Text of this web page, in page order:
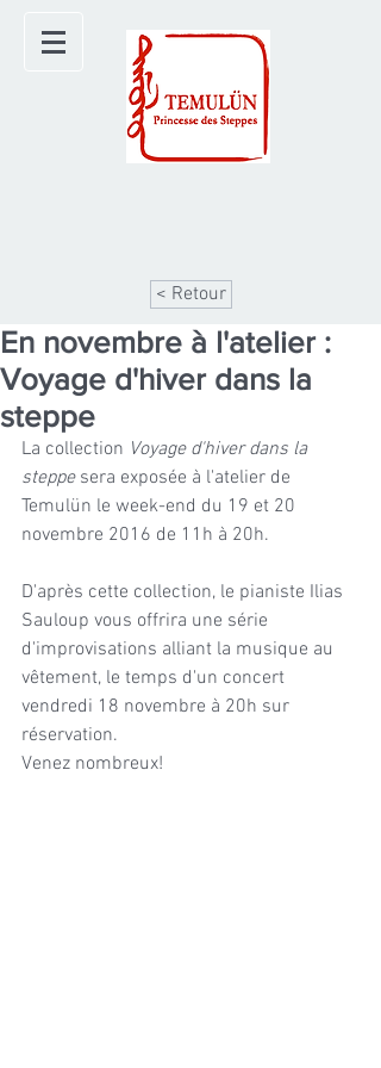
< Retour
En novembre à l'atelier :
Voyage d'hiver dans la
steppe
La collection Voyage d'hiver dans la
steppe sera exposée à l'atelier de
Temulün le week-end du 19 et 20
novembre 2016 de 11h à 20h.
D'après cette collection, le pianiste Ilias
Sauloup vous offrira une série
d'improvisations alliant la musique au
vêtement, le temps d'un concert
vendredi 18 novembre à 20h sur
réservation.
Venez nombreux!